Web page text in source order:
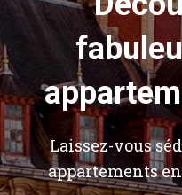
Laissez-vous
appartements